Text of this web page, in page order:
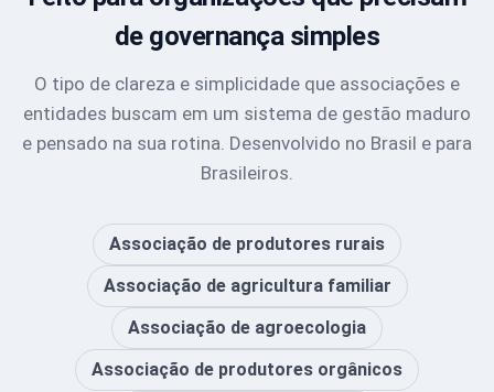
de governança simples
O tipo de clareza e simplicidade que associações e
entidades buscam em um sistema de gestão maduro
e pensado na sua rotina. Desenvolvido no Brasil e para
Brasileiros.
Associação de produtores rurais
Associação de agricultura familiar
Associação de agroecologia
Associação de produtores orgânicos